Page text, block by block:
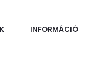
INFORMÁCIÓ